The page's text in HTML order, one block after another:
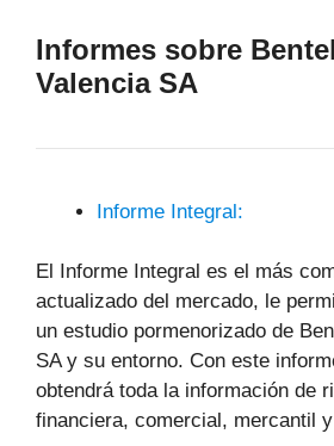
Informes sobre
Valencia SA
Informe Integral:
El Informe Integral es el más
actualizado del mercado, le
un estudio pormenorizado de
SA y su entorno. Con este
obtendrá toda la información de
financiera, comercial, mercantil